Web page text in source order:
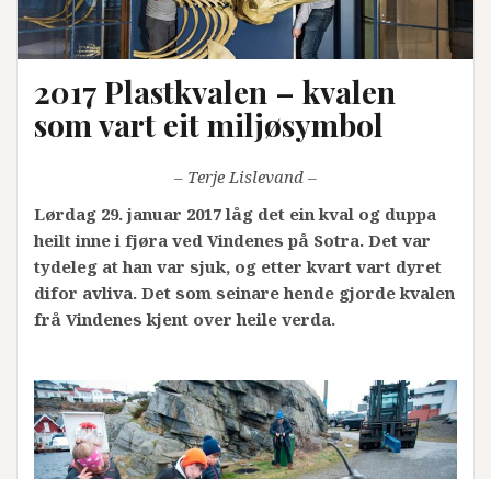
2017 Plastkvalen – kvalen
som vart eit miljøsymbol
– Terje Lislevand –
Lørdag 29. januar 2017 låg det ein kval og duppa
heilt inne i fjøra ved Vindenes på Sotra. Det var
tydeleg at han var sjuk, og etter kvart vart dyret
difor avliva. Det som seinare hende gjorde kvalen
frå Vindenes kjent over heile verda.